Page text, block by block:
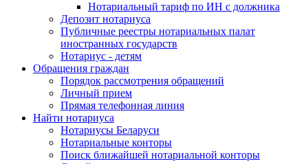
Нотариальный тариф по ИН с должника
Депозит нотариуса
Публичные реестры нотариальных палат
иностранных государств
Нотариус - детям
Обращения граждан
Порядок рассмотрения обращений
Личный прием
Прямая телефонная линия
Найти нотариуса
Нотариусы Беларуси
Нотариальные конторы
Поиск ближайшей нотариальной конторы